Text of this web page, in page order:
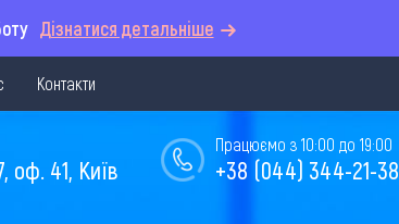
Дізнатися детальніше
Контакти
Працюємо з 10:00 до 19:00
+38 (044) 344-21-38
оф. 41, Київ